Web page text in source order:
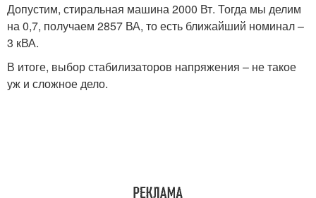
Допустим, стиральная машина 2000 Вт. Тогда мы делим
на 0,7, получаем 2857 ВА, то есть ближайший номинал –
3 кВА.
В итоге, выбор стабилизаторов напряжения – не такое
уж и сложное дело.